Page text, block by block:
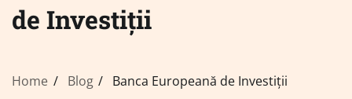
de Investiții
Home Blog Banca Europeană de Investiții